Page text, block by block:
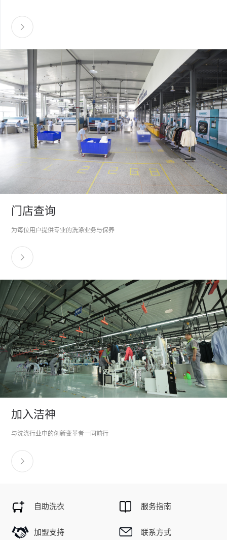
门店查询
为每位用户提供专业的洗涤业务与保养
加入洁神
与洗涤行业中的创新变革者一同前行
自助洗衣 服务指南
加盟支持 联系方式